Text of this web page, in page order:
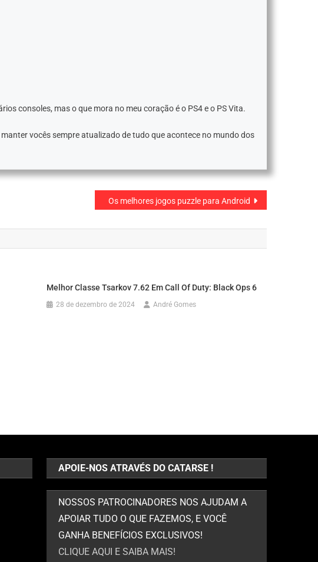
consoles, mas o que mora no meu coração é o PS4 e o PS Vita.
vocês sempre atualizado de tudo que acontece no mundo dos
Os melhores jogos puzzle para Android
Melhor Classe Tsarkov 7.62 Em Call Of Duty: Black Ops 6
28 de dezembro de 2024 André Gomes
APOIE-NOS ATRAVÉS DO CATARSE !
NOSSOS PATROCINADORES NOS AJUDAM A
APOIAR TUDO O QUE FAZEMOS, E VOCÊ
GANHA BENEFÍCIOS EXCLUSIVOS!
CLIQUE AQUI E SAIBA MAIS!